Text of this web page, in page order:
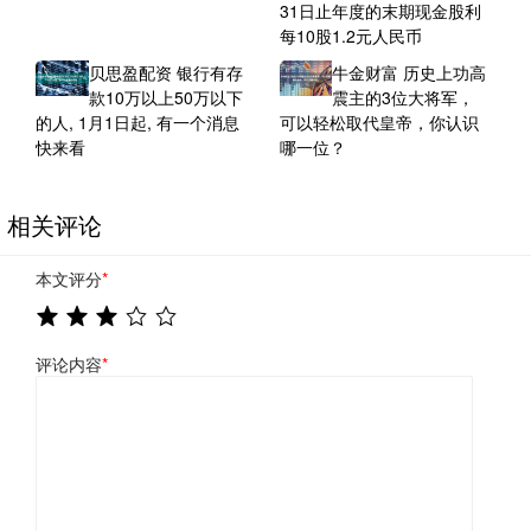
31日止年度的末期现金股利
每10股1.2元人民币
贝思盈配资 银行有存
款10万以上50万以下
的人, 1月1日起, 有一个消息
快来看
牛金财富 历史上功高
震主的3位大将军，
可以轻松取代皇帝，你认识
哪一位？
相关评论
本文评分*
评论内容*